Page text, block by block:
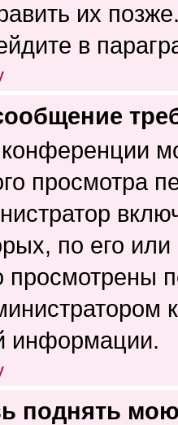
их
в
просмотра
по его
просмотрены
информации.
поднять